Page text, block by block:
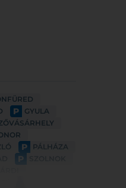
P GYULA
P PÁLHÁZA
P